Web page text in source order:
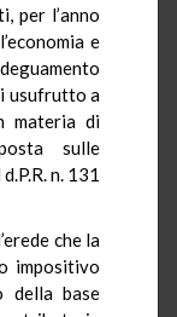
per l’anno
e
usufrutto a
materia di
sulle
n. 131
che la
impositivo
della base